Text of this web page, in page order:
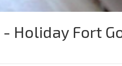
Holiday Fort